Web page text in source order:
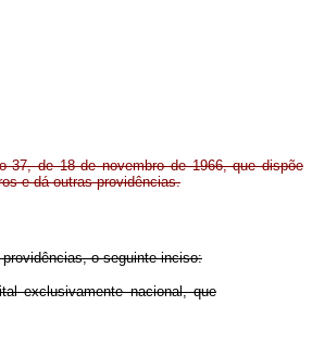
37, de 18 de novembro de 1966, que dispõe
e dá outras providências.
o seguinte inciso:
exclusivamente nacional, que